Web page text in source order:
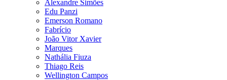
Alexandre Simões
Edu Panzi
Emerson Romano
Fabrício
João Vitor Xavier
Marques
Nathália Fiuza
Thiago Reis
Wellington Campos